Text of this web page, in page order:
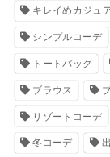
キレイめカジュ
シンプルコーデ
トートバッグ
ブラウス
リゾートコーデ
冬コーデ